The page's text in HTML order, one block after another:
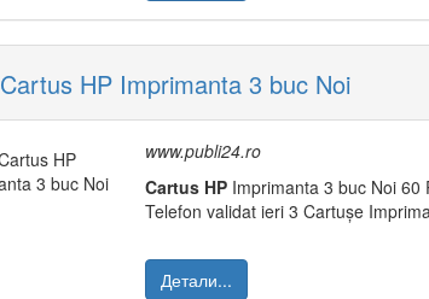
Cartus HP Imprimanta 3 buc Noi
www.publi24.ro
Cartus HP Imprimanta 3 buc Noi
Telefon validat ieri 3 Cartușe
Детали...